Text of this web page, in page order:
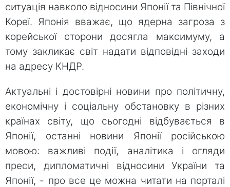
ситуація навколо відносини Японії та Північної
Кореї. Японія вважає, що ядерна загроза з
корейської сторони досягла максимуму, а
тому закликає світ надати відповідні заходи
на адресу КНДР.
Актуальні і достовірні новини про політичну,
економічну і соціальну обстановку в різних
країнах світу, що сьогодні відбувається в
Японії, останні новини Японії російською
мовою: важливі події, аналітика і огляди
преси, дипломатичні відносини України та
Японії, - про все це можна читати на порталі